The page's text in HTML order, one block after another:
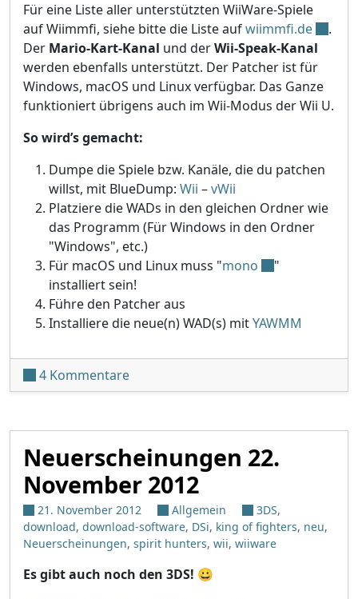
Für eine Liste aller unterstützten WiiWare-Spiele
auf Wiimmfi, siehe bitte die Liste aufwiimmfi.de
.
Der Mario-Kart-Kanal und derWii-Speak-Kanal
werden ebenfalls unterstützt. Der Patcher ist für
Windows, macOS und Linux verfügbar. Das Ganze
funktioniert übrigens auch im Wii-Modus der Wii U.
So wird’s gemacht:
Dumpe die Spiele bzw. Kanäle, die du patchen
willst, mit BlueDump: Wii –vWii
Platziere die WADs in den gleichen Ordner wie
das Programm (Für Windows in den Ordner
"Windows", etc.)
Für macOS und Linux muss "mono
"
installiert sein!
Führe den Patcher aus
Installiere die neue(n) WAD(s) mitYAWMM
4 Kommentarezu Auto WiiWare Patcher v1.2
Neuerscheinungen 22.
November 2012
21. November 2012 Allgemein 3DS,
download, download-software, DSi, king of fighters, neu,
Neuerscheinungen, spirit hunters, wii, wiiware
Es gibt auch noch den 3DS! 😀